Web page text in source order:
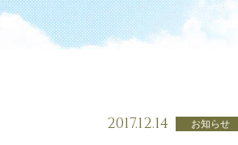
2017.12.14 お知らせ